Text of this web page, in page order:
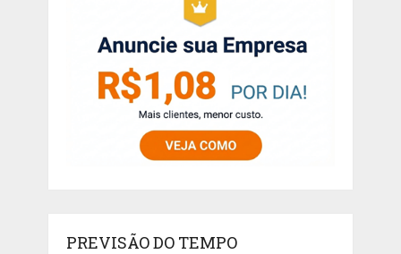
PREVISÃO DO TEMPO